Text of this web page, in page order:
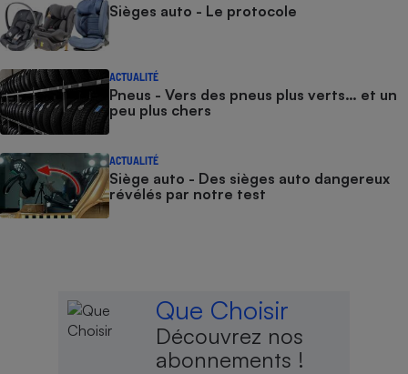
Sièges auto - Le protocole
ACTUALITÉ
Pneus - Vers des pneus plus verts… et un
peu plus chers
ACTUALITÉ
Siège auto - Des sièges auto dangereux
révélés par notre test
Que Choisir
Découvrez nos
abonnements !